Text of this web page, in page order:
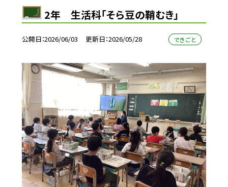
2年 生活科「そら豆の鞘むき」
公開日 2026/06/03 更新日 2026/05/28 できごと